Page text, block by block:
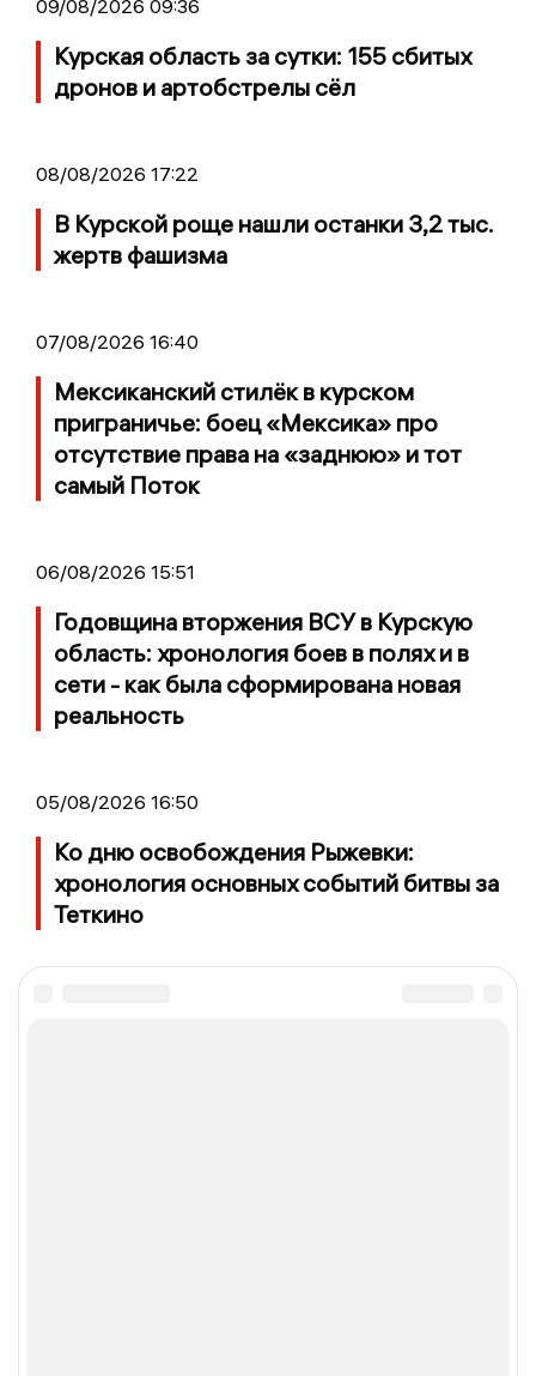
09/08/2026 09:36
Курская область за сутки: 155 сбитых
дронов и артобстрелы сёл
08/08/2026 17:22
В Курской роще нашли останки 3,2 тыс.
жертв фашизма
07/08/2026 16:40
Мексиканский стилёк в курском
приграничье: боец «Мексика» про
отсутствие права на «заднюю» и тот
самый Поток
06/08/2026 15:51
Годовщина вторжения ВСУ в Курскую
область: хронология боев в полях и в
сети - как была сформирована новая
реальность
05/08/2026 16:50
Ко дню освобождения Рыжевки:
хронология основных событий битвы за
Теткино